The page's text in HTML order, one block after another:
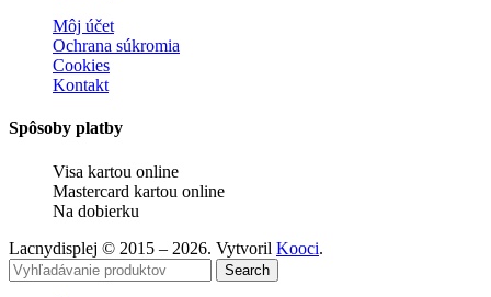
Môj účet
Ochrana súkromia
Cookies
Kontakt
Spôsoby platby
Visa kartou online
Mastercard kartou online
Na dobierku
Lacnydisplej © 2015 – 2026. Vytvoril Kooci.
Search